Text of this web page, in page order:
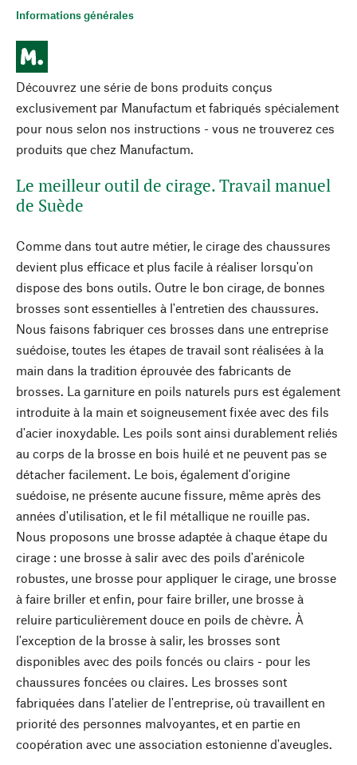
Informations générales
Découvrez une série de bons produits conçus
exclusivement par Manufactum et fabriqués spécialement
pour nous selon nos instructions - vous ne trouverez ces
produits que chez Manufactum.
Le meilleur outil de cirage. Travail manuel
de Suède
Comme dans tout autre métier, le cirage des chaussures
devient plus efficace et plus facile à réaliser lorsqu'on
dispose des bons outils. Outre le bon cirage, de bonnes
brosses sont essentielles à l'entretien des chaussures.
Nous faisons fabriquer ces brosses dans une entreprise
suédoise, toutes les étapes de travail sont réalisées à la
main dans la tradition éprouvée des fabricants de
brosses. La garniture en poils naturels purs est également
introduite à la main et soigneusement fixée avec des fils
d'acier inoxydable. Les poils sont ainsi durablement reliés
au corps de la brosse en bois huilé et ne peuvent pas se
détacher facilement. Le bois, également d'origine
suédoise, ne présente aucune fissure, même après des
années d'utilisation, et le fil métallique ne rouille pas.
Nous proposons une brosse adaptée à chaque étape du
cirage : une brosse à salir avec des poils d'arénicole
robustes, une brosse pour appliquer le cirage, une brosse
à faire briller et enfin, pour faire briller, une brosse à
reluire particulièrement douce en poils de chèvre. À
l'exception de la brosse à salir, les brosses sont
disponibles avec des poils foncés ou clairs - pour les
chaussures foncées ou claires. Les brosses sont
fabriquées dans l'atelier de l'entreprise, où travaillent en
priorité des personnes malvoyantes, et en partie en
coopération avec une association estonienne d'aveugles.